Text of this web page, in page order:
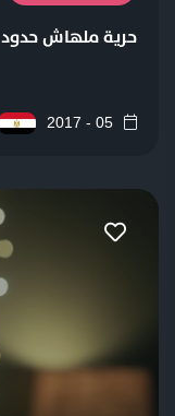
حرية ملهاش حدود
05 - 2017